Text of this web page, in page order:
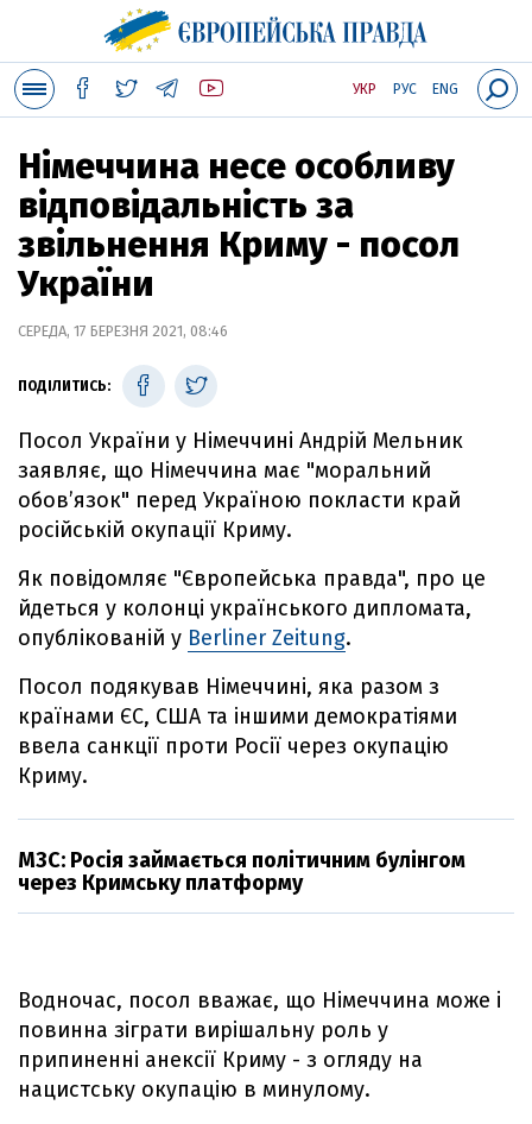
УКР РУС ENG
Німеччина несе особливу
відповідальність за
звільнення Криму - посол
України
СЕРЕДА, 17 БЕРЕЗНЯ 2021, 08:46
ПОДІЛИТИСЬ:
Посол України у Німеччині Андрій Мельник
заявляє, що Німеччина має "моральний
обов’язок" перед Україною покласти край
російській окупації Криму.
Як повідомляє "Європейська правда", про це
йдеться у колонці українського дипломата,
опублікованій у Berliner Zeitung.
Посол подякував Німеччині, яка разом з
країнами ЄС, США та іншими демократіями
ввела санкції проти Росії через окупацію
Криму.
МЗС: Росія займається політичним булінгом
через Кримську платформу
Водночас, посол вважає, що Німеччина може і
повинна зіграти вирішальну роль у
припиненні анексії Криму - з огляду на
нацистську окупацію в минулому.